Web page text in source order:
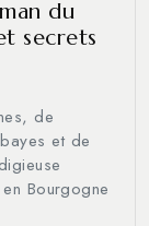
du
secrets
de
et de
Bourgogne